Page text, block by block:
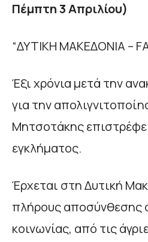
Πέμπτη 3 Απριλίου)
“ΔΥΤΙΚΗ ΜΑΚΕΔΟΝΙΑ –
Έξι χρόνια μετά την
για την
Μητσοτάκης
εγκλήματος.
Έρχεται στη Δυτική
πλήρους αποσύνθεσης
κοινωνίας, από τις